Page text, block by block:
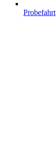
Probefahrt